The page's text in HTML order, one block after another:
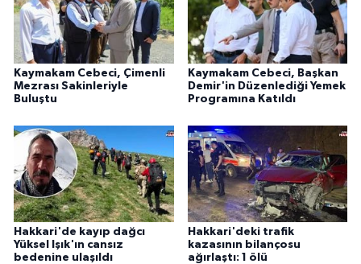
Kaymakam Cebeci, Çimenli
Mezrası Sakinleriyle
Buluştu
Kaymakam Cebeci, Başkan
Demir'in Düzenlediği Yemek
Programına Katıldı
Hakkari'de kayıp dağcı
Yüksel Işık'ın cansız
bedenine ulaşıldı
Hakkari'deki trafik
kazasının bilançosu
ağırlaştı: 1 ölü